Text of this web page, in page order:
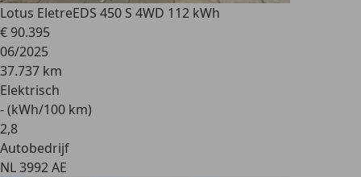
Lotus EletreEDS 450 S 4WD 112 kWh
€ 90.395
06/2025
37.737 km
Elektrisch
- (kWh/100 km)
2,8
Autobedrijf
NL 3992 AE